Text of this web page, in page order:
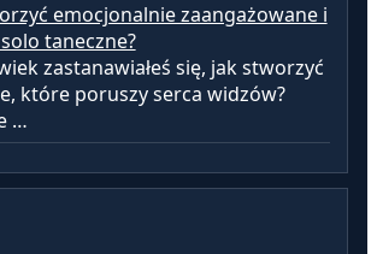
emocjonalnie zaangażowane i
taneczne?
zastanawiałeś się, jak stworzyć
które poruszy serca widzów?
…